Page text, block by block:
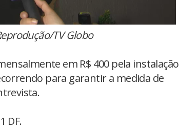
TV Globo
em R$ 400 pela instalação
para garantir a medida de
DF.